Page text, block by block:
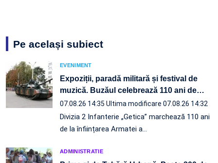
Pe același subiect
EVENIMENT
Expoziții, paradă militară și festival de
muzică. Buzăul celebrează 110 ani de…
07.08.26 14:35 Ultima modificare 07.08.26 14:32
Divizia 2 Infanterie „Getica” marchează 110 ani
de la înființarea Armatei a…
ADMINISTRATIE